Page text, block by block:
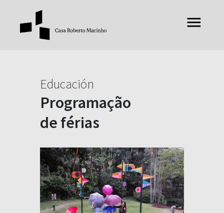
Educación
Programação
de férias